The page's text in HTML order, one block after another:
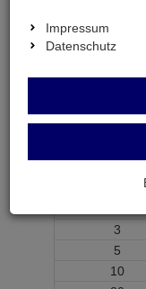
F3451-
Print-Relais
ab Menge
3
5
10
Impressum
Datenschutz